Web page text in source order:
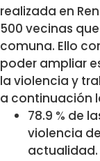
realizada en
500 vecinas
comuna. Ello
poder ampliar
la violencia y
a continuación
78.9 % de
violencia
actualidad.